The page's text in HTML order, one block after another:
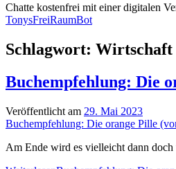
Chatte kostenfrei mit einer digitalen
TonysFreiRaumBot
Schlagwort: Wirtschaft
Buchempfehlung: Die
Veröffentlicht am 29. Mai 2023
Buchempfehlung: Die orange Pille
Am Ende wird es vielleicht dann